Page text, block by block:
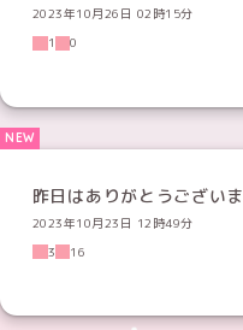
2023年10月26日 02時15分
1
0
昨日はありがとうござい
2023年10月23日 12時49分
3
16